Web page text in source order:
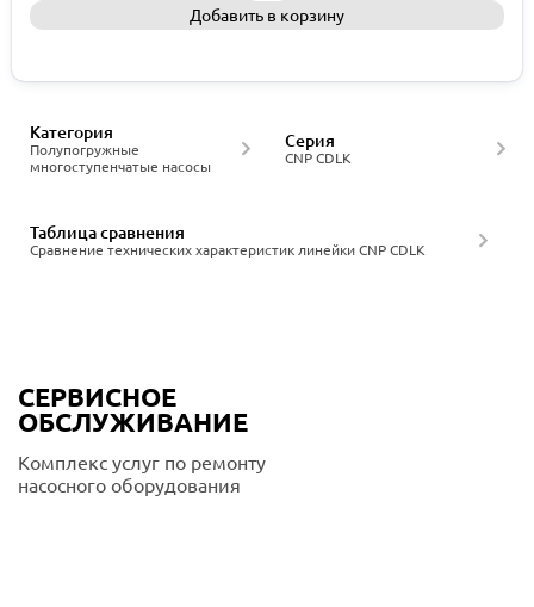
Добавить в корзину
Полупогружные
многоступенчатые насосы
Категория
CNP CDLK
Серия
Сравнение технических характеристик линейки CNP CDLK
Таблица сравнения
СЕРВИСНОЕ
ОБСЛУЖИВАНИЕ
Комплекс услуг по ремонту
насосного оборудования